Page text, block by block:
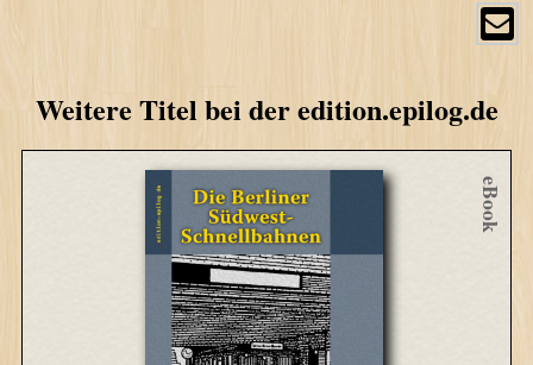
Weitere Titel bei der edition.epilog.de
eBook